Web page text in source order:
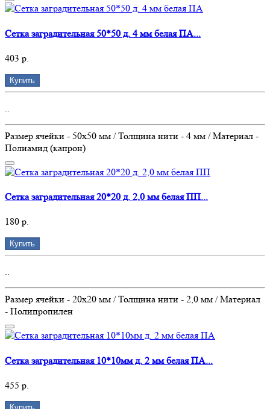
Сетка заградительная 50*50 д. 4 мм белая ПА...
403 р.
Купить
..
Размер ячейки - 50х50 мм / Толщина нити - 4 мм / Материал -
Полиамид (капрон)
Сетка заградительная 20*20 д. 2,0 мм белая ПП...
180 р.
Купить
..
Размер ячейки - 20х20 мм / Толщина нити - 2,0 мм / Материал
- Полипропилен
Сетка заградительная 10*10мм д. 2 мм белая ПА...
455 р.